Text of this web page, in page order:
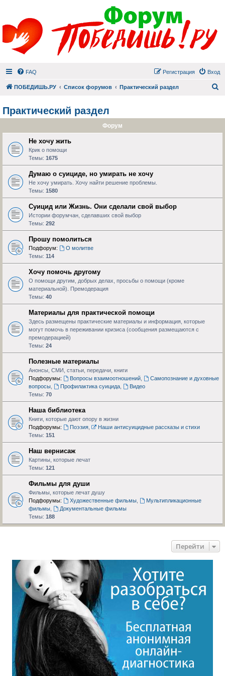
FAQ Вход
Регистрация
ПОБЕДИШЬ.РУ Список форумов Практический раздел
Практический раздел
Форум
Не хочу жить
Крик о помощи
Темы: 1675
Думаю о суициде, но умирать не хочу
Не хочу умирать. Хочу найти решение проблемы.
Темы: 1580
Суицид или Жизнь. Они сделали свой выбор
Истории форумчан, сделавших свой выбор
Темы: 292
Прошу помолиться
Подфорум:
О молитве
Темы: 114
Хочу помочь другому
О помощи другим, добрых делах, просьбы о помощи (кроме
материальной). Премодерация
Темы: 40
Материалы для практической помощи
Здесь размещены практические материалы и информация, которые
могут помочь в переживании кризиса (сообщения размещаются с
премодерацией)
Темы: 24
Полезные материалы
Анонсы, СМИ, статьи, передачи, книги
Подфорумы:
Вопросы взаимоотношений,
Самопознание и духовные
вопросы
Профилактика суицида,
Видео
Темы: 70
Наша библиотека
Книги, которые дают опору в жизни
Подфорумы:
Поэзия,
Наши антисуицидные рассказы и стихи
Темы: 151
Наш вернисаж
Картины, которые лечат
Темы: 121
Фильмы для души
Фильмы, которые лечат душу
Подфорумы:
Художественные фильмы,
Мультипликационные
фильмы
Документальные фильмы
Темы: 188
Перейти